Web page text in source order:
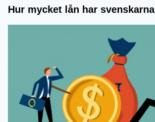
Hur mycket lån har svenskarna